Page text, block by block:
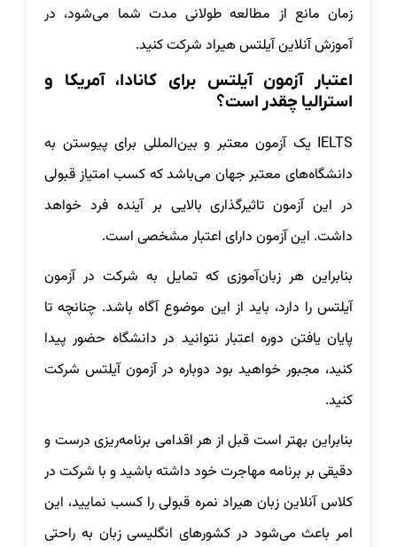
زمان مانع از مطالعه طولانی مدت شما می‌شود، در
آموزش آنلاین آیلتس هیراد شرکت کنید.
اعتبار آزمون آیلتس برای کانادا، آمریکا و
استرالیا چقدر است؟
IELTS یک آزمون معتبر و بین‌المللی برای پیوستن به
دانشگاه‌های معتبر جهان می‌باشد که کسب امتیاز قبولی
در این آزمون تاثیرگذاری بالایی بر آینده فرد خواهد
داشت. این آزمون دارای اعتبار مشخصی است.
بنابراین هر زبان‌آموزی که تمایل به شرکت در آزمون
آیلتس را دارد، باید از این موضوع آگاه باشد. چنانچه تا
پایان یافتن دوره اعتبار نتوانید در دانشگاه حضور پیدا
کنید، مجبور خواهید بود دوباره در آزمون آیلتس شرکت
کنید.
بنابراین بهتر است قبل از هر اقدامی برنامه‌ریزی درست و
دقیقی بر برنامه مهاجرت خود داشته باشید و با شرکت در
کلاس آنلاین زبان هیراد نمره قبولی را کسب نمایید، این
امر باعث می‌شود در کشورهای انگلیسی زبان به راحتی